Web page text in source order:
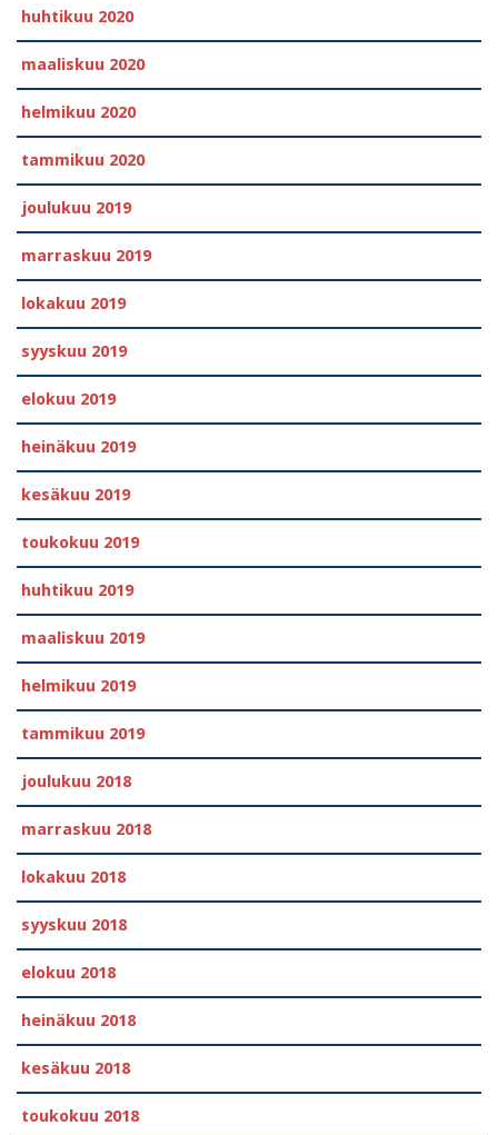
huhtikuu 2020
maaliskuu 2020
helmikuu 2020
tammikuu 2020
joulukuu 2019
marraskuu 2019
lokakuu 2019
syyskuu 2019
elokuu 2019
heinäkuu 2019
kesäkuu 2019
toukokuu 2019
huhtikuu 2019
maaliskuu 2019
helmikuu 2019
tammikuu 2019
joulukuu 2018
marraskuu 2018
lokakuu 2018
syyskuu 2018
elokuu 2018
heinäkuu 2018
kesäkuu 2018
toukokuu 2018